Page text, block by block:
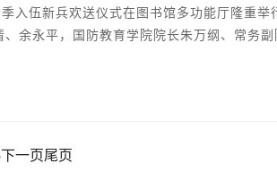
入伍新兵欢送仪式在图书馆多功能厅隆重
余永平，国防教育学院院长朱万纲、常务
下一页尾页